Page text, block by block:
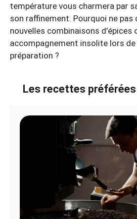
température vous charmera par
son raffinement. Pourquoi ne pas
nouvelles combinaisons d’épices
accompagnement insolite lors
préparation ?
Les recettes